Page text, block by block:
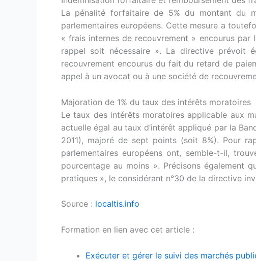
La pénalité forfaitaire de 5% du montant du
parlementaires européens. Cette mesure a
« frais internes de recouvrement » encourus par
rappel soit nécessaire ». La directive prévoit
recouvrement encourus du fait du retard de
appel à un avocat ou à une société de
Majoration de 1% du taux des intérêts moratoires
Le taux des intérêts moratoires applicable aux
actuelle égal au taux d’intérêt appliqué par la
2011), majoré de sept points (soit 8%). Pour
parlementaires européens ont, semble-t-il,
pourcentage au moins ». Précisons également
pratiques », le considérant n°30 de la directive
Source : localtis.info
Formation en lien avec cet article :
Exécuter et gérer le suivi des marchés